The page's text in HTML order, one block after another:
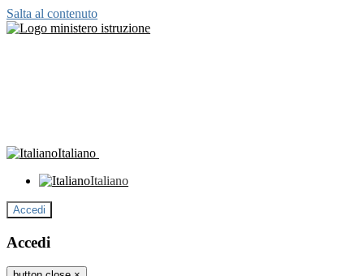
Salta al contenuto
Italiano
Italiano
Accedi
Accedi